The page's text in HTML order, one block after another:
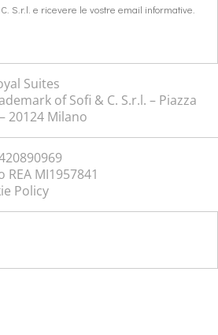
S.r.l. e ricevere le vostre email informative.
Suites
of Sofi & C. S.r.l. – Piazza
20124 Milano
REA MI1957841
Policy